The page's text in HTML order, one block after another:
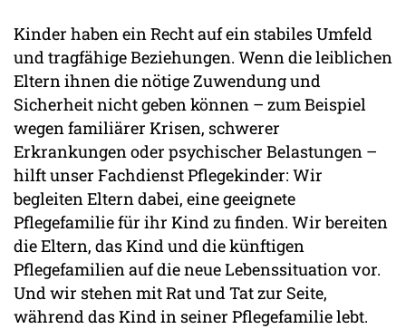
Kinder haben ein Recht auf ein stabiles Umfeld
und tragfähige Beziehungen. Wenn die leiblichen
Eltern ihnen die nötige Zuwendung und
Sicherheit nicht geben können – zum Beispiel
wegen familiärer Krisen, schwerer
Erkrankungen oder psychischer Belastungen –
hilft unser Fachdienst Pflegekinder: Wir
begleiten Eltern dabei, eine geeignete
Pflegefamilie für ihr Kind zu finden. Wir bereiten
die Eltern, das Kind und die künftigen
Pflegefamilien auf die neue Lebenssituation vor.
Und wir stehen mit Rat und Tat zur Seite,
während das Kind in seiner Pflegefamilie lebt.